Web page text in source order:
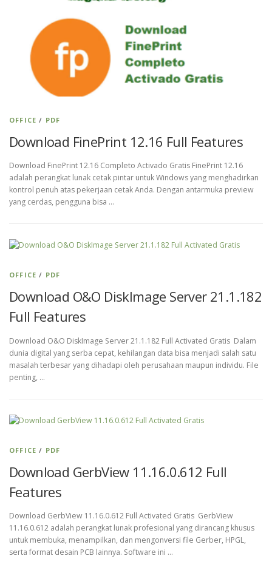
OFFICE / PDF
Download FinePrint 12.16 Full Features
Download FinePrint 12.16 Completo Activado Gratis FinePrint 12.16
adalah perangkat lunak cetak pintar untuk Windows yang menghadirkan
kontrol penuh atas pekerjaan cetak Anda. Dengan antarmuka preview
yang cerdas, pengguna bisa …
OFFICE / PDF
Download O&O DiskImage Server 21.1.182
Full Features
Download O&O DiskImage Server 21.1.182 Full Activated Gratis Dalam
dunia digital yang serba cepat, kehilangan data bisa menjadi salah satu
masalah terbesar yang dihadapi oleh perusahaan maupun individu. File
penting, …
OFFICE / PDF
Download GerbView 11.16.0.612 Full
Features
Download GerbView 11.16.0.612 Full Activated Gratis GerbView
11.16.0.612 adalah perangkat lunak profesional yang dirancang khusus
untuk membuka, menampilkan, dan mengonversi file Gerber, HPGL,
serta format desain PCB lainnya. Software ini …